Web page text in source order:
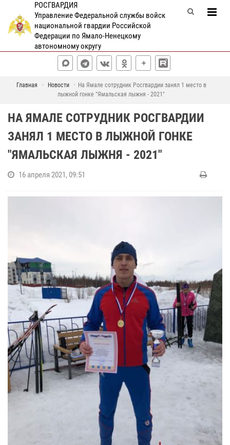
РОСГВАРДИЯ
Управление Федеральной службы войск
национальной гвардии Российской
Федерации по Ямало-Ненецкому
автономному округу
Главная Новости
На Ямале сотрудник Росгвардии занял 1 место в
лыжной гонке "Ямальская лыжня - 2021"
НА ЯМАЛЕ СОТРУДНИК РОСГВАРДИИ
ЗАНЯЛ 1 МЕСТО В ЛЫЖНОЙ ГОНКЕ
"ЯМАЛЬСКАЯ ЛЫЖНЯ - 2021"
16 апреля 2021, 09:51